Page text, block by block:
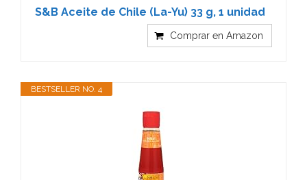
S&B Aceite de Chile (La-Yu) 33 g, 1 unidad
Comprar en Amazon
BESTSELLER NO. 4